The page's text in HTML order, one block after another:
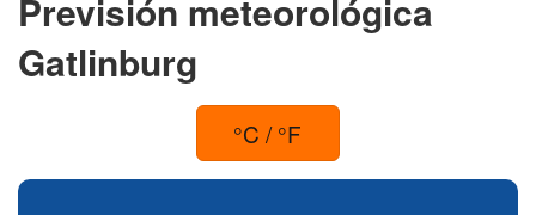
Previsión meteorológica
Gatlinburg
°C / °F